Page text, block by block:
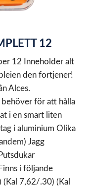
12
12 Inneholder alt
den fortjener!
Alces.
behöver för att hålla
i en smart liten
i aluminium Olika
Jagg
i följande
(Kal 7,62/.30) (Kal